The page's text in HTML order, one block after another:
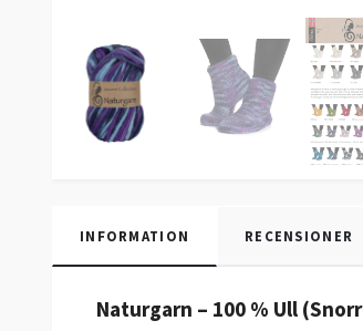
INFORMATION RECENSIONER
Naturgarn – 100 % Ull